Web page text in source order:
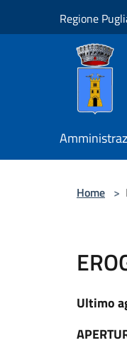
Regione
Home >
Ultimo